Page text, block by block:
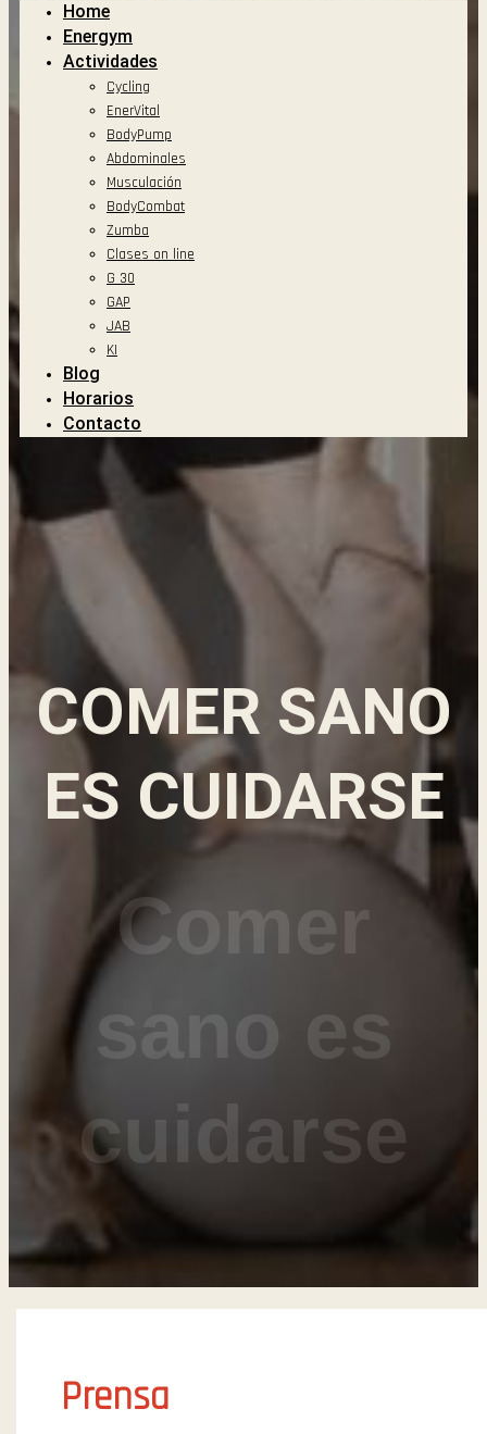
Home
Energym
Actividades
Cycling
EnerVital
BodyPump
Abdominales
Musculación
BodyCombat
Zumba
Clases on line
G 30
GAP
JAB
KI
Blog
Horarios
Contacto
COMER SANO
ES CUIDARSE
Comer
sano es
cuidarse
Prensa